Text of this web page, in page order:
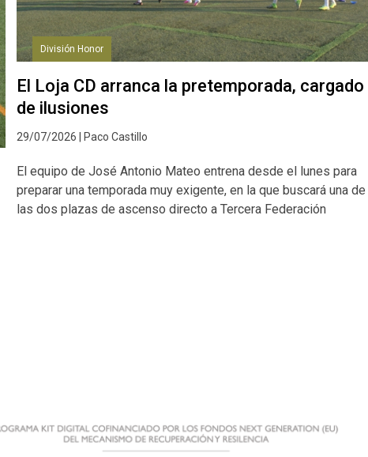
División Honor
El Loja CD arranca la pretemporada, cargado
de ilusiones
29/07/2026 | Paco Castillo
El equipo de José Antonio Mateo entrena desde el lunes para
preparar una temporada muy exigente, en la que buscará una de
las dos plazas de ascenso directo a Tercera Federación